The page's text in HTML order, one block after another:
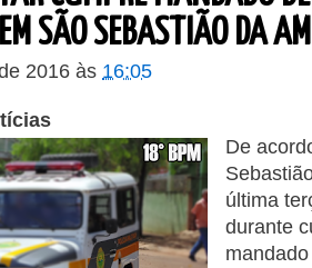
SÃO SEBASTIÃO DA
2016 às 16:05
De
última
durante